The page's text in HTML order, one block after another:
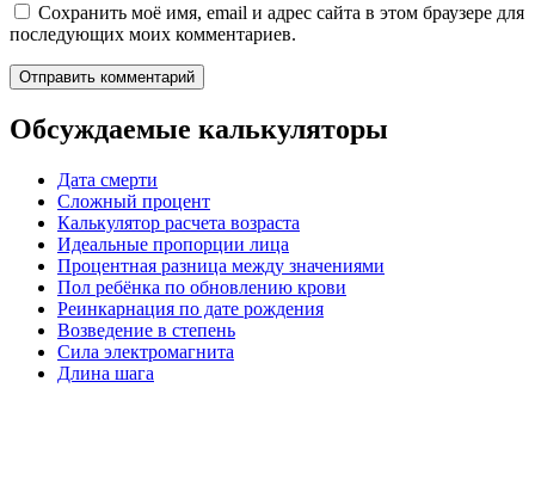
Сохранить моё имя, email и адрес сайта в этом браузере для
последующих моих комментариев.
Обсуждаемые калькуляторы
Дата смерти
Сложный процент
Калькулятор расчета возраста
Идеальные пропорции лица
Процентная разница между значениями
Пол ребёнка по обновлению крови
Реинкарнация по дате рождения
Возведение в степень
Сила электромагнита
Длина шага